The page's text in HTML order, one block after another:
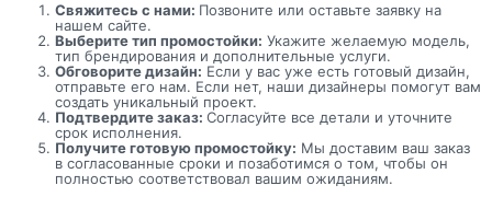
Свяжитесь с нами: Позвоните или оставьте заявку на
нашем сайте.
Выберите тип промостойки: Укажите желаемую модель,
тип брендирования и дополнительные услуги.
Обговорите дизайн: Если у вас уже есть готовый дизайн,
отправьте его нам. Если нет, наши дизайнеры помогут вам
создать уникальный проект.
Подтвердите заказ: Согласуйте все детали и уточните
срок исполнения.
Получите готовую промостойку: Мы доставим ваш заказ
в согласованные сроки и позаботимся о том, чтобы он
полностью соответствовал вашим ожиданиям.